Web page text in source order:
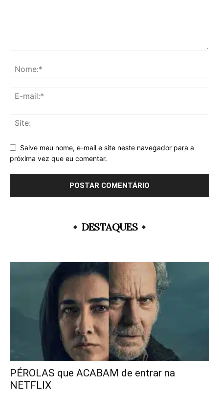
Salve meu nome, e-mail e site neste navegador para a
próxima vez que eu comentar.
DESTAQUES
PÉROLAS que ACABAM de entrar na
NETFLIX